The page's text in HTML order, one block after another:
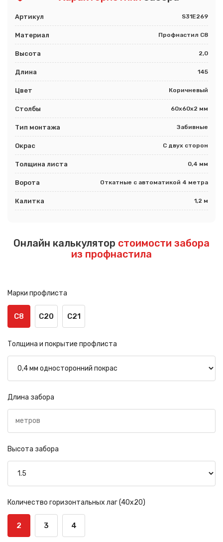
Артикул S31E269
Материал Профнастил С8
Высота 2,0
Длина 145
Цвет Коричневый
Столбы 60х60х2 мм
Тип монтажа Забивные
Окрас С двух сторон
Толщина листа 0,4 мм
Ворота Откатные с автоматикой 4 метра
Калитка 1,2 м
Онлайн калькулятор стоимости забора
из профнастила
Марки профлиста
С8 С20 С21
Толщина и покрытие профлиста
Длина забора
Высота забора
Количество горизонтальных лаг (40х20)
2 3 4